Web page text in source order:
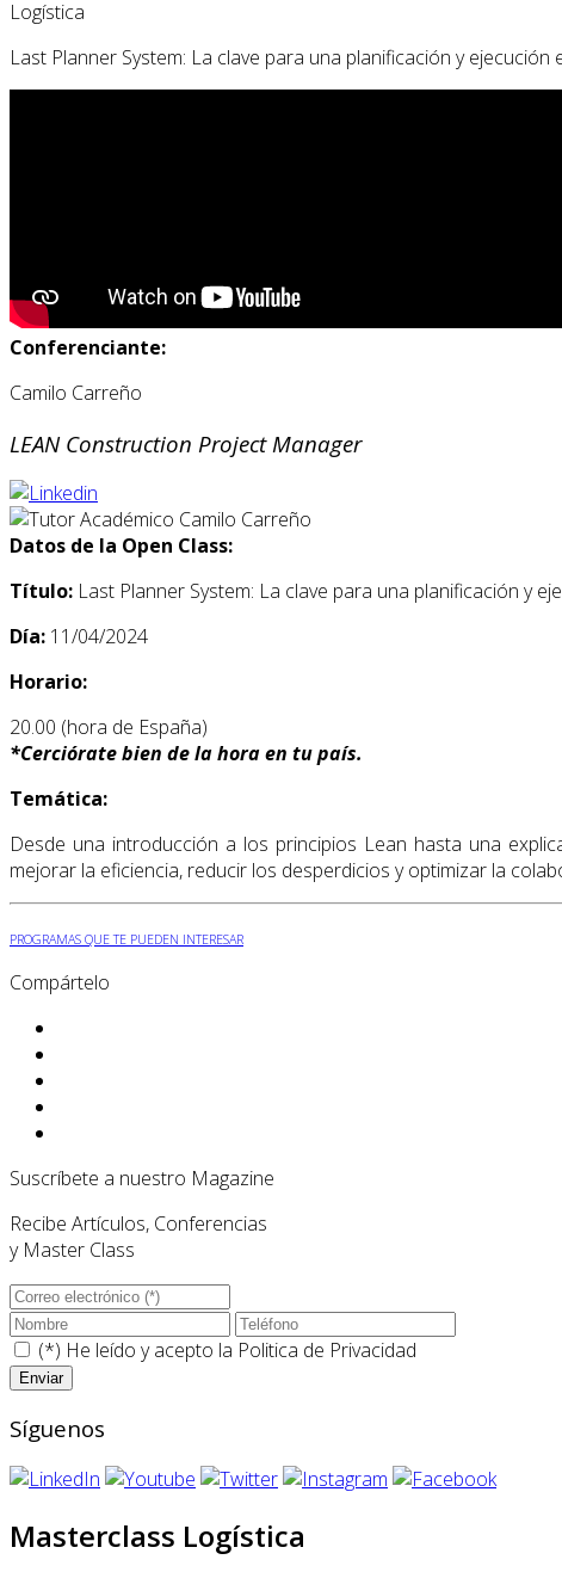
Logística
Last Planner System: La clave para una planificación y ejecución
Conferenciante:
Camilo Carreño
LEAN Construction Project Manager
Datos de la Open Class:
Título: Last Planner System: La clave para una planificación y
Día: 11/04/2024
Horario:
20.00 (hora de España)
*Cerciórate bien de la hora en tu país.
Temática:
Desde una introducción a los principios Lean hasta una
mejorar la eficiencia, reducir los desperdicios y optimizar la
PROGRAMAS QUE TE PUEDEN INTERESAR
Compártelo
Suscríbete a nuestro Magazine
Recibe Artículos, Conferencias
y Master Class
(*) He leído y acepto la Politica de Privacidad
Síguenos
Masterclass Logística